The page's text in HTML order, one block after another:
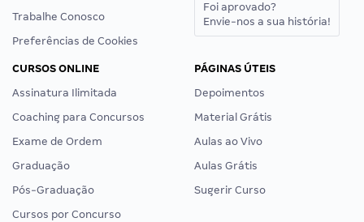
Trabalhe Conosco
Preferências de Cookies
Foi aprovado?
Envie-nos a sua história!
CURSOS ONLINE
Assinatura Ilimitada
Coaching para Concursos
Exame de Ordem
Graduação
Pós-Graduação
Cursos por Concurso
PÁGINAS ÚTEIS
Depoimentos
Material Grátis
Aulas ao Vivo
Aulas Grátis
Sugerir Curso